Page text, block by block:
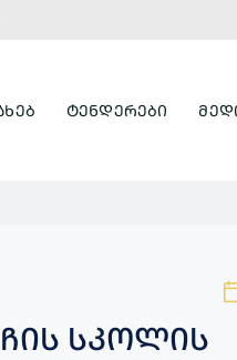
ᲢᲔᲜᲓᲔᲠᲔᲑᲘ
ᲡᲙᲝᲚᲘᲡ